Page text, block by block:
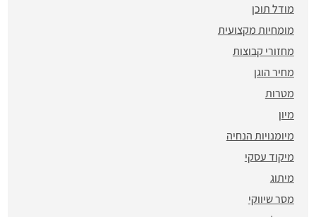
מודל תוכן
מומחיות מקצועית
מחזורי קבוצות
מחיר הוגן
מטרות
מיון
מיומנויות הנחיה
מיקוד עסקי
מיתוג
מסר שיווקי